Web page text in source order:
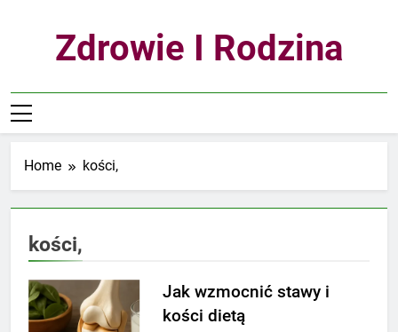
Zdrowie I Rodzina
Home kości,
kości,
Jak wzmocnić stawy i
kości dietą